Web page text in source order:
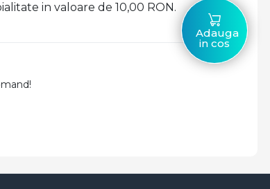
Adauga
in cos
in valoare de 10,00 RON.